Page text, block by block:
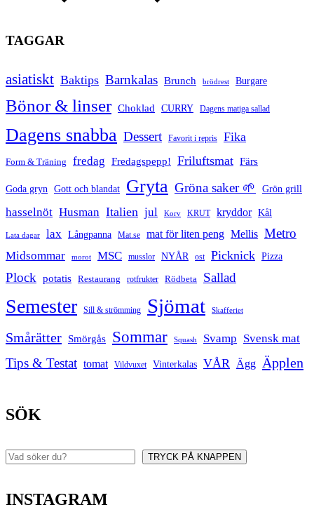
TAGGAR
asiatiskt Baktips Barnkalas Brunch brödrest Burgare
Bönor & linser Choklad CURRY Dagens matiga sallad
Dagens snabba Dessert Favorit i repris Fika
Form & Träning fredag Fredagspepp! Friluftsmat Färs
Goda gryn Gott och blandat Gryta Gröna saker 🌱 Grön grill
hasselnöt Husman Italien jul Korv KRUT kryddor Kål
Lata dagar lax Långpanna Mat.se mat för liten peng Mellis Metro
Midsommar morot MSC musslor NYÅR ost Picknick Pizza
Plock potatis Restaurang rotfrukter Rödbeta Sallad
Semester Sill & strömming Sjömat Skafferiet
Smårätter Smörgås Sommar Squash Svamp Svensk mat
Tips & Testat tomat Vildvuxet Vinterkalas VÅR Ägg Äpplen
SÖK
Sök TRYCK PÅ KNAPPEN
INSTAGRAM